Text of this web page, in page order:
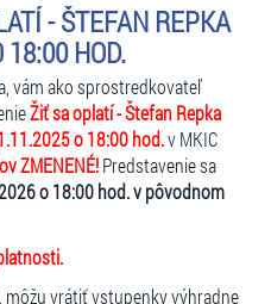
- ŠTEFAN REPKA
HOD.
vám ako sprostredkovateľ
Žiť sa oplatí - Štefan Repka
o 18:00 hod.v MKIC
ZMENENÉ!Predstavenie sa
o 18:00 hod. v pôvodnom
môžu vrátiť vstupenky výhradne